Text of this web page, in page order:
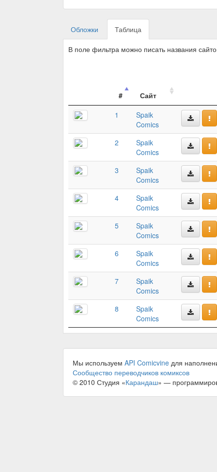
Обложки Таблица
В поле фильтра можно писать названия
#
Сайт
1
Spaik
Comics
2
Spaik
Comics
3
Spaik
Comics
4
Spaik
Comics
5
Spaik
Comics
6
Spaik
Comics
7
Spaik
Comics
8
Spaik
Comics
Мы используем API Comicvine для
Сообщество переводчиков комиксов
© 2010 Студия «Карандаш» —